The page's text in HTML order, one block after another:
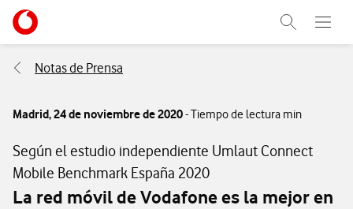
Ir a la pagina principal de vodafone.es
Abrir
Menu
Abre
Notas de Prensa
Madrid,24 de noviembre de 2020- Tiempo de lectura min
Según el estudio independiente Umlaut Connect
Mobile Benchmark España 2020
La red móvil de Vodafone es la mejor en